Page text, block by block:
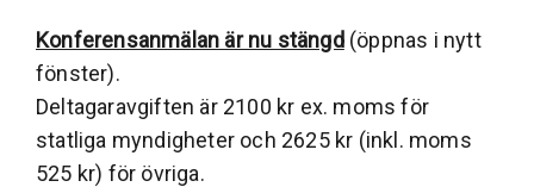
Konferensanmälan är nu stängd(öppnas i nytt
fönster).
Deltagaravgiften är 2100 kr ex. moms för
statliga myndigheter och 2625 kr (inkl. moms
525 kr) för övriga.